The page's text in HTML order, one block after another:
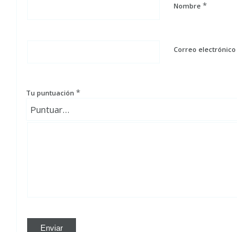
Nombre *
Correo electrónico
Tu puntuación *